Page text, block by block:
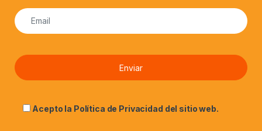
Acepto la Política de Privacidad del sitio web.